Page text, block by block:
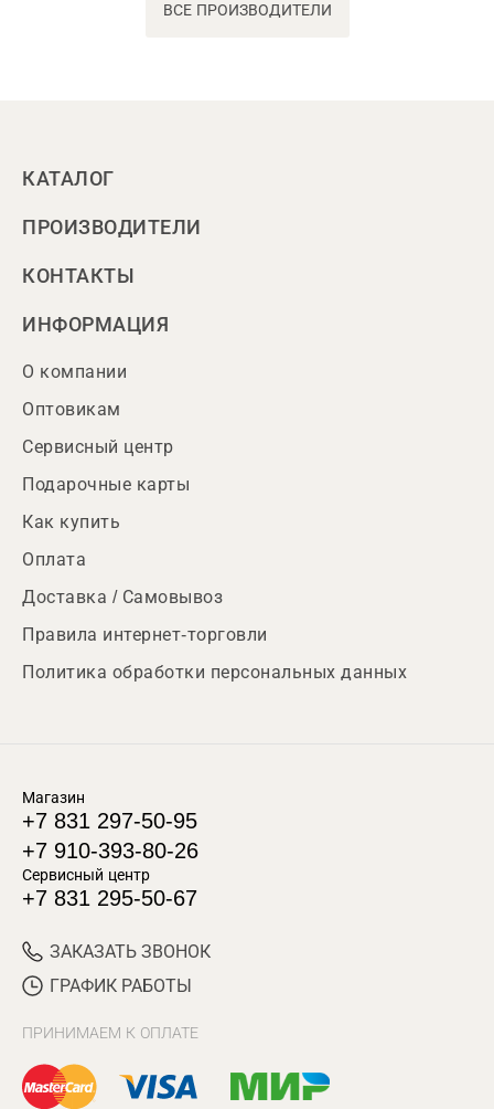
ВСЕ ПРОИЗВОДИТЕЛИ
КАТАЛОГ
ПРОИЗВОДИТЕЛИ
КОНТАКТЫ
ИНФОРМАЦИЯ
О компании
Оптовикам
Сервисный центр
Подарочные карты
Как купить
Оплата
Доставка / Самовывоз
Правила интернет-торговли
Политика обработки персональных данных
Магазин
+7 831 297-50-95
+7 910-393-80-26
Сервисный центр
+7 831 295-50-67
ЗАКАЗАТЬ ЗВОНОК
ГРАФИК РАБОТЫ
ПРИНИМАЕМ К ОПЛАТЕ